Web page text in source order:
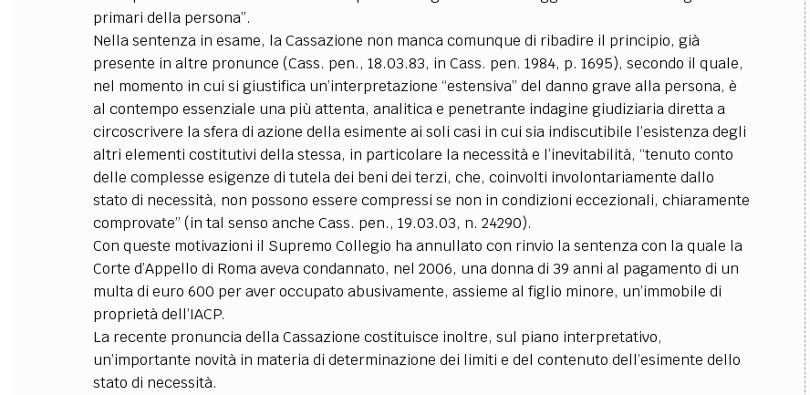
primari della persona”.
Nella sentenza in esame, la Cassazione non manca comunque di ribadire il principio, già
presente in altre pronunce (Cass. pen., 18.03.83, in Cass. pen. 1984, p. 1695), secondo il quale,
nel momento in cui si giustifica un’interpretazione “estensiva” del danno grave alla persona, è
al contempo essenziale una più attenta, analitica e penetrante indagine giudiziaria diretta a
circoscrivere la sfera di azione della esimente ai soli casi in cui sia indiscutibile l’esistenza degli
altri elementi costitutivi della stessa, in particolare la necessità e l’inevitabilità, “tenuto conto
delle complesse esigenze di tutela dei beni dei terzi, che, coinvolti involontariamente dallo
stato di necessità, non possono essere compressi se non in condizioni eccezionali, chiaramente
comprovate” (in tal senso anche Cass. pen., 19.03.03, n. 24290).
Con queste motivazioni il Supremo Collegio ha annullato con rinvio la sentenza con la quale la
Corte d’Appello di Roma aveva condannato, nel 2006, una donna di 39 anni al pagamento di un
multa di euro 600 per aver occupato abusivamente, assieme al figlio minore, un’immobile di
proprietà dell’IACP.
La recente pronuncia della Cassazione costituisce inoltre, sul piano interpretativo,
un’importante novità in materia di determinazione dei limiti e del contenuto dell’esimente dello
stato di necessità.